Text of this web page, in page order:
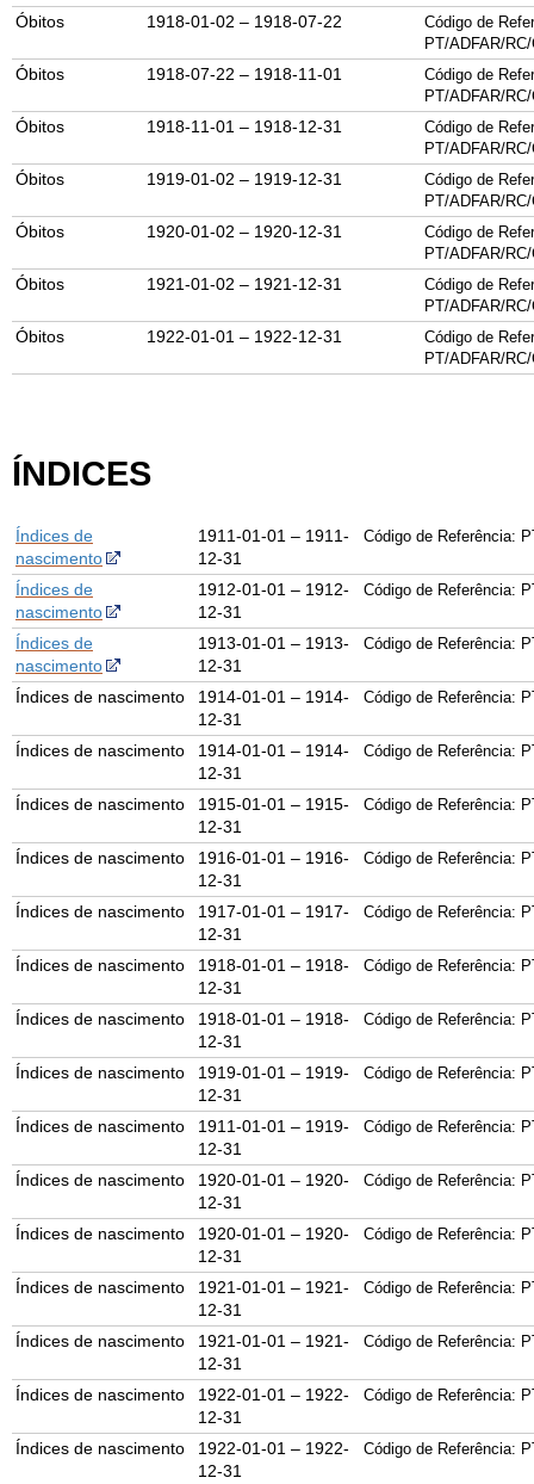
Óbitos 1918-01-02 – 1918-07-22
Código de
PT/ADFAR/RC/
Óbitos 1918-07-22 – 1918-11-01
Código de
PT/ADFAR/RC/
Óbitos 1918-11-01 – 1918-12-31
Código de
PT/ADFAR/RC/
Óbitos 1919-01-02 – 1919-12-31
Código de
PT/ADFAR/RC/
Óbitos 1920-01-02 – 1920-12-31
Código de
PT/ADFAR/RC/
Óbitos 1921-01-02 – 1921-12-31
Código de
PT/ADFAR/RC/
Óbitos 1922-01-01 – 1922-12-31
Código de
PT/ADFAR/RC/
ÍNDICES
Índices de
nascimento
1911-01-01 – 1911-
12-31
Código de Referência:
Índices de
nascimento
1912-01-01 – 1912-
12-31
Código de Referência:
Índices de
nascimento
1913-01-01 – 1913-
12-31
Código de Referência:
Índices de nascimento
1914-01-01 – 1914-
12-31
Código de Referência:
Índices de nascimento
1914-01-01 – 1914-
12-31
Código de Referência:
Índices de nascimento
1915-01-01 – 1915-
12-31
Código de Referência:
Índices de nascimento
1916-01-01 – 1916-
12-31
Código de Referência:
Índices de nascimento
1917-01-01 – 1917-
12-31
Código de Referência:
Índices de nascimento
1918-01-01 – 1918-
12-31
Código de Referência:
Índices de nascimento
1918-01-01 – 1918-
12-31
Código de Referência:
Índices de nascimento
1919-01-01 – 1919-
12-31
Código de Referência:
Índices de nascimento
1911-01-01 – 1919-
12-31
Código de Referência:
Índices de nascimento
1920-01-01 – 1920-
12-31
Código de Referência:
Índices de nascimento
1920-01-01 – 1920-
12-31
Código de Referência:
Índices de nascimento
1921-01-01 – 1921-
12-31
Código de Referência:
Índices de nascimento
1921-01-01 – 1921-
12-31
Código de Referência:
Índices de nascimento
1922-01-01 – 1922-
12-31
Código de Referência:
Índices de nascimento
1922-01-01 – 1922-
12-31
Código de Referência: